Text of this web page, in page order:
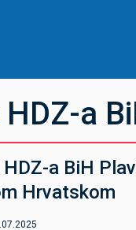
a
a BiH
Hrvatskom